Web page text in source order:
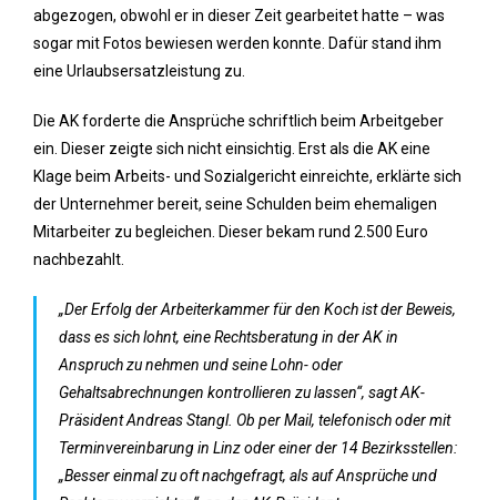
abgezogen, obwohl er in dieser Zeit gearbeitet hatte – was
sogar mit Fotos bewiesen werden konnte. Dafür stand ihm
eine Urlaubsersatzleistung zu.
Die AK forderte die Ansprüche schriftlich beim Arbeitgeber
ein. Dieser zeigte sich nicht einsichtig. Erst als die AK eine
Klage beim Arbeits- und Sozialgericht einreichte, erklärte sich
der Unternehmer bereit, seine Schulden beim ehemaligen
Mitarbeiter zu begleichen. Dieser bekam rund 2.500 Euro
nachbezahlt.
„Der Erfolg der Arbeiterkammer für den Koch ist der Beweis,
dass es sich lohnt, eine Rechtsberatung in der AK in
Anspruch zu nehmen und seine Lohn- oder
Gehaltsabrechnungen kontrollieren zu lassen“, sagt AK-
Präsident Andreas Stangl. Ob per Mail, telefonisch oder mit
Terminvereinbarung in Linz oder einer der 14 Bezirksstellen:
„Besser einmal zu oft nachgefragt, als auf Ansprüche und